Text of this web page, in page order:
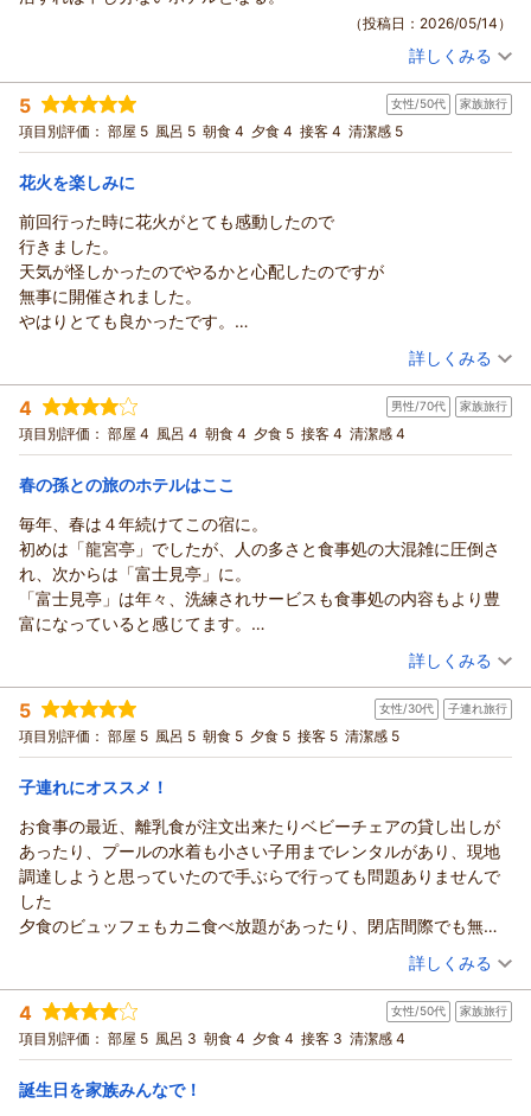
季節ごとに移ろう景色は、どの時期にお越しいただいても新し
これからも、お客様に「来るたびに進化している」と感じてい
ただけるよう、より快適な空間づくりに努めてまいります。
お客様のまたのお帰りを、スタッフ一同心よりお待ち申し上げ
ております。
（返信日：2026/05/19）
ても美味しかったです。エビチリ海老が作り物のようで、弾力も
色々良い所、そうでない所ありましたが、不満を取り消す位、フ
ロント、食事会場、入り口の方々の接客が良く、人の力って凄い
なぁとおもいます。これからも頑張ってくださいね。
この度は、大切なお仲間とのご旅行に当館をお選びいただいた
最大の楽しみとお聞きしていた温泉に関しまして、多大なるご
不便とご期待を裏切る結果となりましたこと、心より深くお詫
び申し上げます。
1月の段階でご予約をいただいていながら、状況が変わった際に
お客様に選択の機会を差し上げられず、また幹事様としてのお
立場をいたたまれないものにしてしまいましたこと、猛省して
おります。
頂戴いたしましたご指摘を真摯に受け止め、今後の情報共有の
あり方を直ちに改善してまいる所存でございます。
お食事につきましても、率直なご感想をいただきありがとうご
ざいます。
煮あわびやいくらをお気に召していただけた一方で、エビチリ
の質や中華料理全体の変化により、料理部門ともこの内容を共
有し、質の向上に努めてまいります。
この度は貴重なご意見を誠にありがとうございました。
（返信日：2026/05/19）
（投稿日：2026/05/14）
投稿者： Aki378さん(男性/80代)
宿泊プラン： 【三日月スタンダード】フリーフロー＆ビュッフェ
和洋室
朝・夕
宿泊価格帯： 28,001～29,000円(大人一人あたり/税込)
Aki378 様
この度は当館をご利用いただき、誠にありがとうございます。
また、お忙しい中温かいご感想をお寄せいただきましたこと、
重ねて御礼申し上げます。
といった地元の味覚を存分にお楽しみいただけたとのこと、大
変嬉しく拝読いたしました。
しかしながら、温泉に関しましてはご不便をおかけしており、
誠に申し訳ございません。
も早い温泉の復旧に向けて全力を尽くしてまいる所存です。
お客様のまたのお越しを、スタッフ一同心よりお待ち申し上げ
ております。
詳しくみる
5 女性/50代 家族旅行
項目別評価： 部屋 5 風呂 5 朝食 4 夕食 4 接客 4 清潔感 5
花火を楽しみに
前回行った時に花火がとても感動したので
行きました。
天気が怪しかったのでやるかと心配したのですが
無事に開催されました。
やはりとても良かったです。
楽しかってです
部屋のお風呂も良かったです。温泉だったら良いのにと思います
が…
（投稿日：2026/05/14）
宿泊時期： 2026年05月宿泊 (家族旅行)
投稿者： 綾ちゃんさん
宿泊プラン： 【三日月スタンダード】フリーフロー＆ビュッフェ
朝・夕
宿泊価格帯： 30,001円以上(大人一人あたり/税込)
龍宮城スパ・ホテル三日月 富士見亭からの返信
綾ちゃん 様
この度は、当ホテルを再びご利用いただき誠にありがとうござ
います。
前回の花火に感動してまたお越しいただけたとのこと、大変光
当日はあいにくのお天気で私共も心配しておりましたが、無事
に開催でき、お客様に素晴らしいひとときをお届けできたこと
に安堵いたしました。
カウントダウンの盛り上がりや、終了時の拍手のお話をお聞き
し、その場の情景が目に浮かぶようでスタッフ一同大変嬉しく
「また行きます」という温かいお言葉を励みに、これからも皆
様に感動をお届けできるよう努めてまいります。
（返信日：2026/05/15）
詳しくみる
4 男性/70代 家族旅行
項目別評価： 部屋 4 風呂 4 朝食 4 夕食 5 接客 4 清潔感 4
春の孫との旅のホテルはここ
毎年、春は４年続けてこの宿に。
初めは「龍宮亭」でしたが、人の多さと食事処の大混雑に圧倒さ
れ、次からは「富士見亭」に。
「富士見亭」は年々、洗練されサービスも食事処の内容もより豊
富になっていると感じてます。
（投稿日：2026/05/10）
宿泊時期： 2026年04月宿泊 (家族旅行)
投稿者： Longさん
宿泊プラン： 【じゃらんスペシャルウィーク】フリーフロー＆ビュッフェ
和洋室 朝・夕
宿泊価格帯： 30,001円以上(大人一人あたり/税込)
龍宮城スパ・ホテル三日月 富士見亭からの返信
Long 様
毎年春に、4年連続で当宿をご利用いただき、誠にありがとう
ございます。
以前ご利用いただいた「龍宮亭」での経験を経て、「富士見
「富士見亭」のサービスや食事内容の進化を実感していただけ
ていることは、私共スタッフにとって何よりの励みでございま
す。
また、大切なお孫様方にもお喜びいただけたとのこと、大変嬉
しく拝読いたしました。
詳しくみる
5 女性/30代 子連れ旅行
項目別評価： 部屋 5 風呂 5 朝食 5 夕食 5 接客 5 清潔感 5
子連れにオススメ！
お食事の最近、離乳食が注文出来たりベビーチェアの貸し出しが
あったり、プールの水着も小さい子用までレンタルがあり、現地
調達しようと思っていたので手ぶらで行っても問題ありませんで
した
夕食のビュッフェもカニ食べ放題があったり、閉店間際でも無く
なっていたらきちんと出してくださり、とっても満足でした
上は高校生、下は１歳の子供たちを連れてでしたが、どの年代の
子供にも大ウケで、是非また利用させていただきたいと思います
（投稿日：2026/05/02）
宿泊時期： 2026年03月宿泊 (子連れ旅行)
投稿者： RIKさん(女性/30代)
宿泊プラン： 【三日月スタンダード】フリーフロー＆ビュッフェ
朝・夕
宿泊価格帯： 26,001～27,000円(大人一人あたり/税込)
詳しくみる
4 女性/50代 家族旅行
項目別評価： 部屋 5 風呂 3 朝食 4 夕食 4 接客 3 清潔感 4
誕生日を家族みんなで！